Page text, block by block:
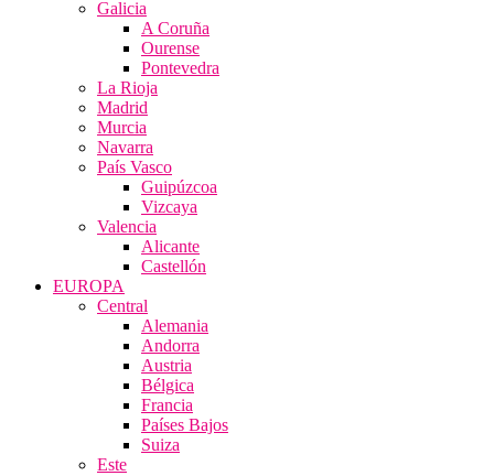
Galicia
A Coruña
Ourense
Pontevedra
La Rioja
Madrid
Murcia
Navarra
País Vasco
Guipúzcoa
Vizcaya
Valencia
Alicante
Castellón
EUROPA
Central
Alemania
Andorra
Austria
Bélgica
Francia
Países Bajos
Suiza
Este